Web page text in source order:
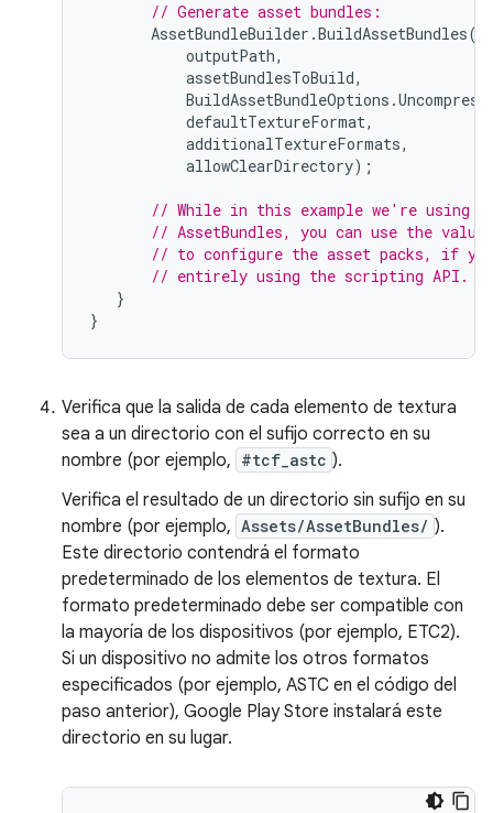
// Generate asset bundles:
AssetBundleBuilder .BuildAssetBundles(
outputPath,
assetBundlesToBuild,
BuildAssetBundleOptions .
defaultTextureFormat,
additionalTextureFormats,
allowClearDirectory);
// While in this example we're using
// AssetBundles, you can use the value
// to configure the asset packs, if
// entirely using the scripting API.
}
}
Verifica que la salida de cada elemento de textura
sea a un directorio con el sufijo correcto en su
nombre (por ejemplo, #tcf_astc ).
Verifica el resultado de un directorio sin sufijo en su
nombre (por ejemplo, Assets/AssetBundles/ ).
Este directorio contendrá el formato
predeterminado de los elementos de textura. El
formato predeterminado debe ser compatible con
la mayoría de los dispositivos (por ejemplo, ETC2).
Si un dispositivo no admite los otros formatos
especificados (por ejemplo, ASTC en el código del
paso anterior), Google Play Store instalará este
directorio en su lugar.